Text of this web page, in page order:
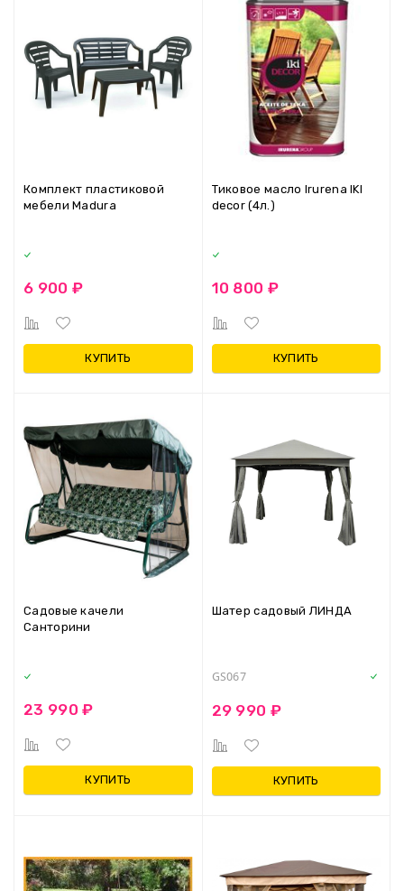
Комплект пластиковой
мебели Madura
6 900 ₽
КУПИТЬ
Тиковое масло Irurena IKI
decor (4л.)
10 800 ₽
КУПИТЬ
Садовые качели
Санторини
23 990 ₽
КУПИТЬ
Шатер садовый ЛИНДА
GS067
29 990 ₽
КУПИТЬ